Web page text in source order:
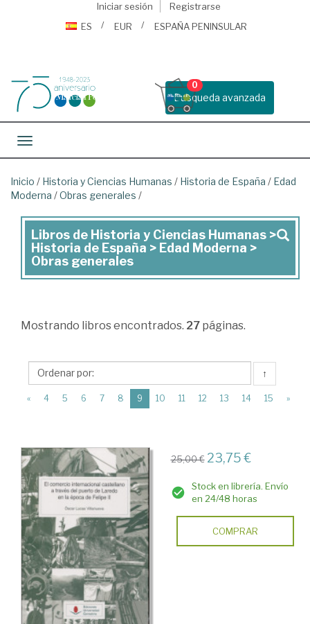
Iniciar sesión
Registrarse
ES
EUR ESPAÑA PENINSULAR
Busqueda avanzada
0
Toggle navigation
Inicio / Historia y Ciencias Humanas / Historia de España / Edad
Moderna /Obras generales /
Libros
de
Historia
Ciencias
>
Historia
>
Edad
Moderna
>
Obras
generales
Libros de Historia y Ciencias Humanas >
Historia de España > Edad Moderna >
Obras generales
Mostrando libros encontrados. 27 páginas.
↑
« 4 5 6 7 8 9 (current)
10 11 12 13 14 15 »
25,00 € 23,75 €
Stock en librería. Envío
en 24/48 horas
COMPRAR